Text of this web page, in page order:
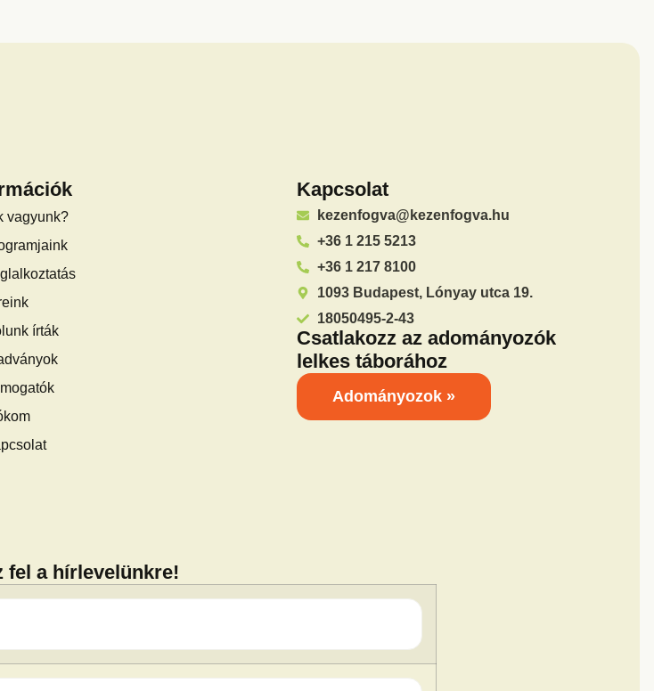
vagyunk?
írták
Kapcsolat
kezenfogva@kezenfogva.hu
+36 1 215 5213
+36 1 217 8100
1093 Budapest, Lónyay utca 19.
18050495-2-43
Csatlakozz az adományozók
lelkes táborához
Adományozok »
fel a hírlevelünkre!